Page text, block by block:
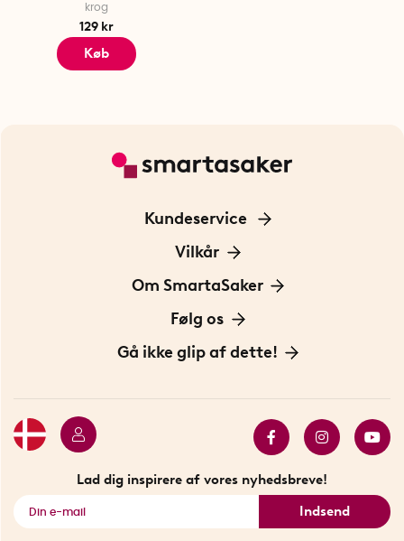
krog
129 kr
Køb
Kundeservice
Kontakt os
Vilkår
Information om cookies
Privatlivspolitik
Om SmartaSaker
Om os
Vores historie
Følg os
Opfindere
Gå ikke glip af dette!
Se alle smarte produkter
Lad dig inspirere af vores nyhedsbreve!
Indsend